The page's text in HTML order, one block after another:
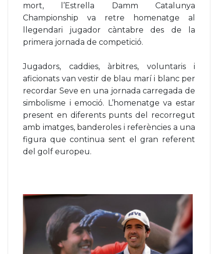
mort, l’Estrella Damm Catalunya
Championship va retre homenatge al
llegendari jugador càntabre des de la
primera jornada de competició.
Jugadors, caddies, àrbitres, voluntaris i
aficionats van vestir de blau marí i blanc per
recordar Seve en una jornada carregada de
simbolisme i emoció. L’homenatge va estar
present en diferents punts del recorregut
amb imatges, banderoles i referències a una
figura que continua sent el gran referent
del golf europeu.